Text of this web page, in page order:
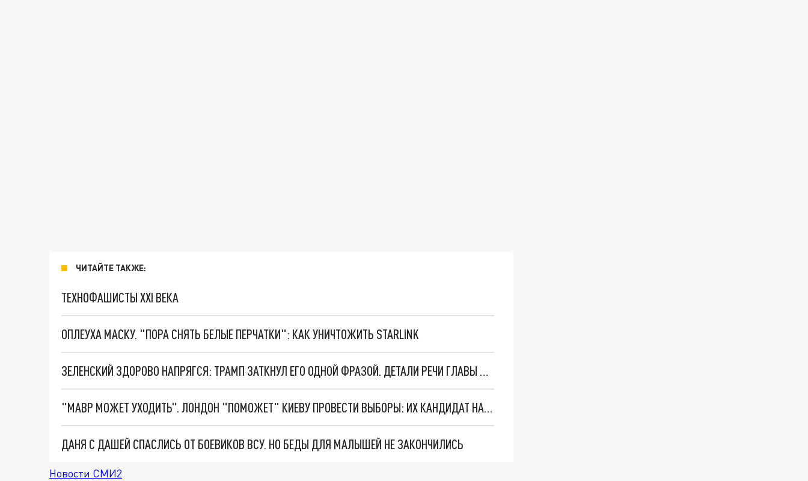
ЧИТАЙТЕ ТАКЖЕ:
ТЕХНОФАШИСТЫ XXI ВЕКА
ОПЛЕУХА МАСКУ. "ПОРА СНЯТЬ БЕЛЫЕ ПЕРЧАТКИ": КАК УНИЧТОЖИТЬ STARLINK
ЗЕЛЕНСКИЙ ЗДОРОВО НАПРЯГСЯ: ТРАМП ЗАТКНУЛ ЕГО ОДНОЙ ФРАЗОЙ. ДЕТАЛИ РЕЧИ ГЛАВЫ КИЕВСКОГО РЕЖИМА
"МАВР МОЖЕТ УХОДИТЬ". ЛОНДОН "ПОМОЖЕТ" КИЕВУ ПРОВЕСТИ ВЫБОРЫ: ИХ КАНДИДАТ НА МЕСТО ЗЕЛЕНСКОГО? ДЕТАЛИ ПОДПИСАНИЯ МЕМОРАНДУМА
ДАНЯ С ДАШЕЙ СПАСЛИСЬ ОТ БОЕВИКОВ ВСУ. НО БЕДЫ ДЛЯ МАЛЫШЕЙ НЕ ЗАКОНЧИЛИСЬ
Новости СМИ2